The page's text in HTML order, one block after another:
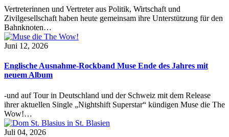
Vertreterinnen und Vertreter aus Politik, Wirtschaft und
Zivilgesellschaft haben heute gemeinsam ihre Unterstützung für den
Bahnknoten…
Juni 12, 2026
Englische Ausnahme-Rockband Muse Ende des Jahres mit
neuem Album
-und auf Tour in Deutschland und der Schweiz mit dem Release
ihrer aktuellen Single „Nightshift Superstar“ kündigen Muse die The
Wow!…
Juli 04, 2026